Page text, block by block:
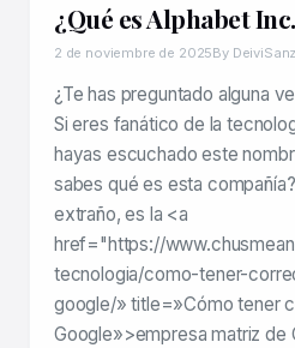
¿Qué es Alphabet
2 de noviembre de 2025By
¿Te has preguntado alguna
Si eres fanático de la
hayas escuchado este
sabes qué es esta
extraño, es la <a
href="https://
tecnologia/como-tener-
google/» title=»Cómo tener
Google»>empresa matriz de